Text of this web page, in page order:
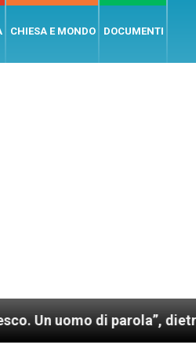
CHIESA E MONDO DOCUMENTI
di parola”, dietro le